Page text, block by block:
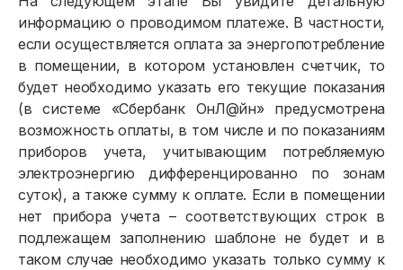
информацию о проводимом платеже. В частности,
если осуществляется оплата за энергопотребление
в помещении, в котором установлен счетчик, то
будет необходимо указать его текущие показания
(в системе «Сбербанк ОнЛ@йн» предусмотрена
возможность оплаты, в том числе и по показаниям
приборов учета, учитывающим потребляемую
электроэнергию дифференцированно по зонам
суток), а также сумму к оплате. Если в помещении
нет прибора учета – соответствующих строк в
подлежащем заполнению шаблоне не будет и в
таком случае необходимо указать только сумму к
Физическим лицам
Договор энергоснабжения
Расчёты и оплата
Приборы учёта и показания